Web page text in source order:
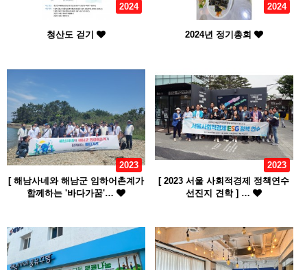
2024
청산도 걷기
2024
2024년 정기총회
2023
[ 해남사네와 해남군 임하어촌계가
함께하는 '바다가꿈'…
2023
[ 2023 서울 사회적경제 정책연수
선진지 견학 ] …